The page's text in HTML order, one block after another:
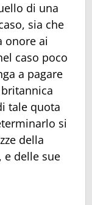
di una
sia che
onore ai
caso poco
a pagare
tale quota
si
della
e delle sue